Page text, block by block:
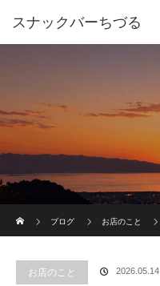
スナックバーちづる
ブログ
お店のこと
お店のこと 2026.05.14